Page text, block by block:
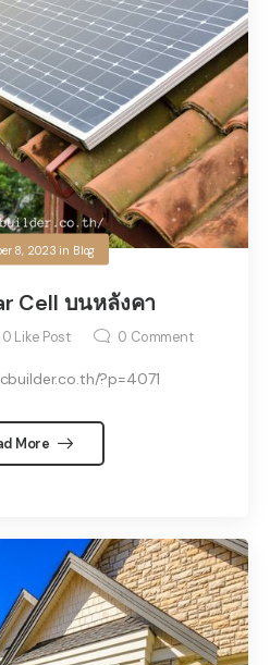
8, 2023 in Blog
Cell บนหลังคา
0 Like Post 0 Comment
?p=4071
More